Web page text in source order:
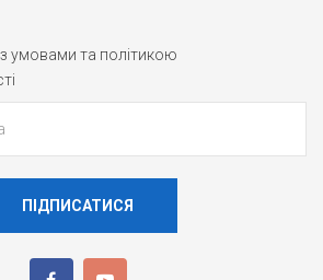
умовами та політикою
ПІДПИСАТИСЯ